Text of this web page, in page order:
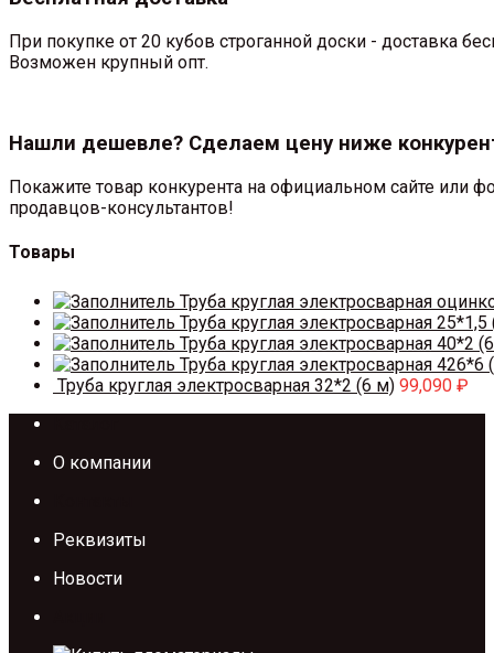
При покупке от 20 кубов строганной доски - доставка
Возможен крупный опт.
Нашли дешевле? Сделаем цену ниже
Покажите товар конкурента на официальном сайте или
продавцов-консультантов!
Товары
Труба круглая электросварная
Труба круглая электросварная
Труба круглая электросварная 40*2
Труба круглая электросварная 426*6
Труба круглая электросварная 32*2 (6 м) 99,090 ₽
О компании
Реквизиты
Новости